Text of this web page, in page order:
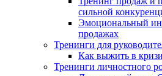
сильной
Эмоциональный
продажах
Тренинги для
Как выжить в
Тренинги личностного